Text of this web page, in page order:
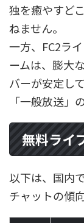
独を癒やすど
ねません。
一方、FC2ラ
ームは、膨大
バーが安定し
「一般放送」
無料ライ
以下は、国内
チャットの傾